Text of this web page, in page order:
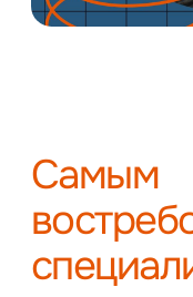
Самым